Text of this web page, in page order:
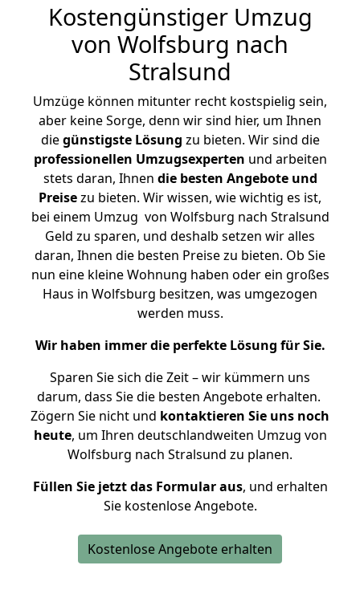
Kostengünstiger Umzug
von Wolfsburg nach
Stralsund
Umzüge können mitunter recht kostspielig sein,
aber keine Sorge, denn wir sind hier, um Ihnen
diegünstigste Lösung zu bieten. Wir sind die
professionellen Umzugsexperten und arbeiten
stets daran, Ihnen die besten Angebote und
Preisezu bieten. Wir wissen, wie wichtig es ist,
bei einem Umzug von Wolfsburg nach Stralsund
Geld zu sparen, und deshalb setzen wir alles
daran, Ihnen die besten Preise zu bieten. Ob Sie
nun eine kleine Wohnung haben oder ein großes
Haus in Wolfsburg besitzen, was umgezogen
werden muss.
Wir haben immer die perfekte Lösung für Sie.
Sparen Sie sich die Zeit – wir kümmern uns
darum, dass Sie die besten Angebote erhalten.
Zögern Sie nicht und kontaktieren Sie uns noch
heute, um Ihren deutschlandweiten Umzug von
Wolfsburg nach Stralsund zu planen.
Füllen Sie jetzt das Formular aus, und erhalten
Sie kostenlose Angebote.
Kostenlose Angebote erhalten